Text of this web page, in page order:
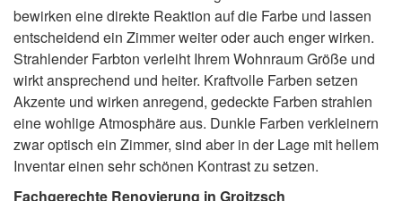
bewirken eine direkte Reaktion auf die Farbe und lassen
entscheidend ein Zimmer weiter oder auch enger wirken.
Strahlender Farbton verleiht Ihrem Wohnraum Größe und
wirkt ansprechend und heiter. Kraftvolle Farben setzen
Akzente und wirken anregend, gedeckte Farben strahlen
eine wohlige Atmosphäre aus. Dunkle Farben verkleinern
zwar optisch ein Zimmer, sind aber in der Lage mit hellem
Inventar einen sehr schönen Kontrast zu setzen.
Fachgerechte Renovierung in Groitzsch